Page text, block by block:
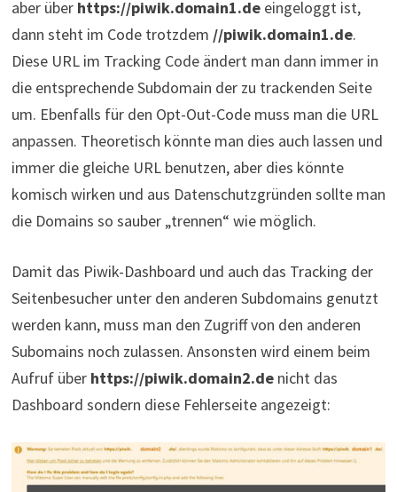
aber über https://piwik.domain1.deeingeloggt ist,
dann steht im Code trotzdem //piwik.domain1.de.
Diese URL im Tracking Code ändert man dann immer in
die entsprechende Subdomain der zu trackenden Seite
um. Ebenfalls für den Opt-Out-Code muss man die URL
anpassen. Theoretisch könnte man dies auch lassen und
immer die gleiche URL benutzen, aber dies könnte
komisch wirken und aus Datenschutzgründen sollte man
die Domains so sauber „trennen“ wie möglich.
Damit das Piwik-Dashboard und auch das Tracking der
Seitenbesucher unter den anderen Subdomains genutzt
werden kann, muss man den Zugriff von den anderen
Subomains noch zulassen. Ansonsten wird einem beim
Aufruf über https://piwik.domain2.denicht das
Dashboard sondern diese Fehlerseite angezeigt: